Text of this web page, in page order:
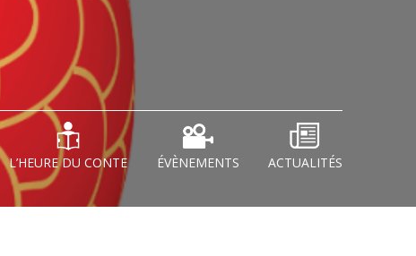
L’HEURE DU CONTE ÉVÈNEMENTS ACTUALITÉS